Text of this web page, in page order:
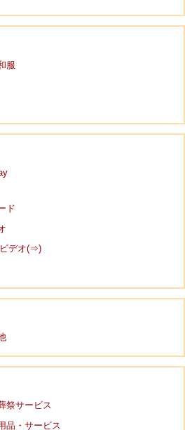
服
ド
デオ(⇒)
祭サービス
品・サービス